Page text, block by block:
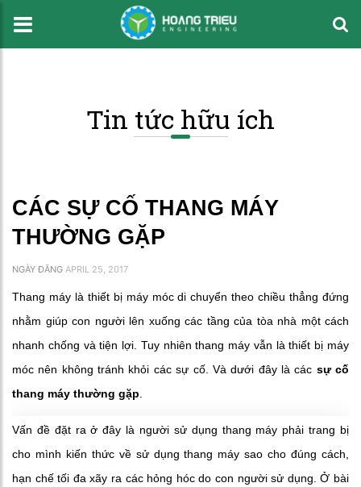
Tin tức hữu ích
CÁC SỰ CỐ THANG MÁY
THƯỜNG GẶP
NGÀY ĐĂNG APRIL 25, 2017
Thang máy là thiết bị máy móc di chuyển theo chiều thẳng đứng
nhằm giúp con người lên xuống các tầng của tòa nhà một cách
nhanh chống và tiện lợi. Tuy nhiên thang máy vẫn là thiết bị máy
móc nên không tránh khỏi các sự cố. Và dưới đây là các sự cố
thang máy thường gặp
Vấn đề đặt ra ở đây là người sử dụng thang máy phải trang bị
cho mình kiến thức về sử dụng thang máy sao cho đúng cách,
hạn chế tối đa xãy ra các hỏng hóc do con người sử dụng. Ở bài